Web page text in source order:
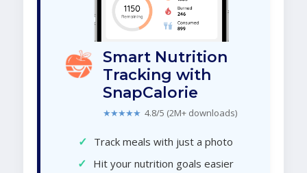
Smart Nutrition
Tracking with
SnapCalorie
★★★★★ 4.8/5 (2M+ downloads)
✓ Track meals with just a photo
✓ Hit your nutrition goals easier